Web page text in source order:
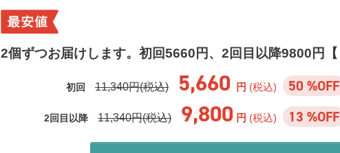
2個ずつお届けします。初回5660円、2回目以降9800円【
初回 11,340円(税込) 5,660 円 (税込) 50 %OFF
2回目以降 11,340円(税込) 9,800 円 (税込) 13 %OFF